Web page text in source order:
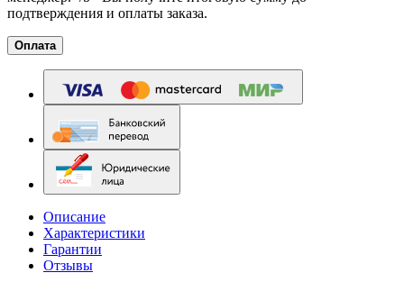
подтверждения и оплаты заказа.
Оплата
Описание
Характеристики
Гарантии
Отзывы